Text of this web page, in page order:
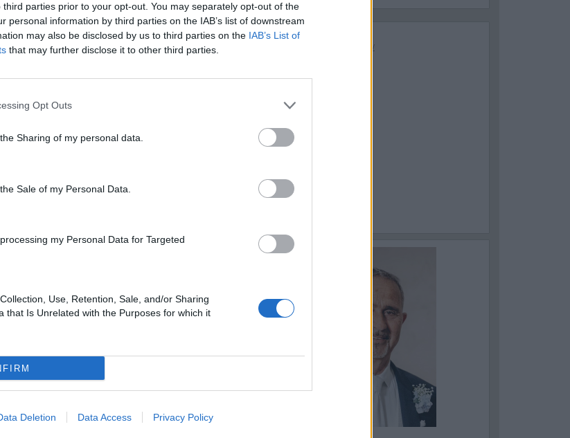
third parties prior to your opt-out. You may separately opt-out of the
personal information by third parties on the IAB’s list of downstream
may also be disclosed by us to third parties on the IAB’s List of
that may further disclose it to other third parties.
Opt Outs
Sharing of my personal data.
Sale of my Personal Data.
that Is Unrelated with the Purposes for which it
Deletion Data Access Privacy Policy